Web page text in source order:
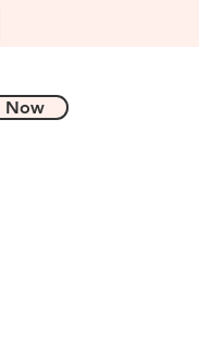
Now